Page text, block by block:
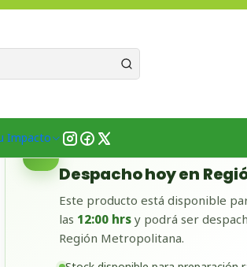
Impacto
Bucal Cepillo Suave Azul Biobrands
✓ DISPONIBLE EN BODEGA
Despacho hoy en
Este producto está disponible
las 12:00 hrs y podrá ser
Región Metropolitana.